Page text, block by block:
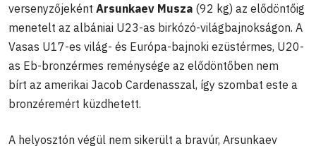
versenyzőjeként Arsunkaev Musza (92 kg) az elődöntőig
menetelt az albániai U23-as birkózó-világbajnokságon. A
Vasas U17-es világ- és Európa-bajnoki ezüstérmes, U20-
as Eb-bronzérmes reménysége az elődöntőben nem
bírt az amerikai Jacob Cardenasszal, így szombat este a
bronzéremért küzdhetett.
A helyosztón végül nem sikerült a bravúr, Arsunkaev